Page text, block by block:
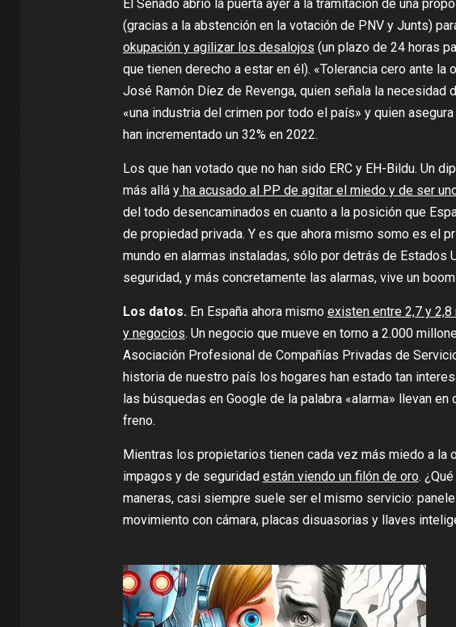
El Senado abrió la puerta ayer a la tramitación de una
(gracias a la abstención en la votación de PNV y Junts)
okupación y agilizar los desalojos (un plazo de 24 horas
que tienen derecho a estar en él). «Tolerancia cero ante la
José Ramón Díez de Revenga, quien señala la necesidad
«una industria del crimen por todo el país» y quien
han incrementado un 32% en 2022.
Los que han votado que no han sido ERC y EH-Bildu. Un
más allá yha acusado al PP de agitar el miedo y de ser
del todo desencaminados en cuanto a la posición que
de propiedad privada. Y es que ahora mismo somo es el
mundo en alarmas instaladas, sólo por detrás de Estados
seguridad, y más concretamente las alarmas, vive un
Los datos.En España ahora mismo existen entre 2,7 y
y negocios. Un negocio que mueve en torno a 2.000
Asociación Profesional de Compañías Privadas de
historia de nuestro país los hogares han estado tan
las búsquedas en Google de la palabra «alarma» llevan
freno.
Mientras los propietarios tienen cada vez más miedo a la
impagos y de seguridad están viendo un filón de oro.
maneras, casi siempre suele ser el mismo servicio:
movimiento con cámara, placas disuasorias y llaves